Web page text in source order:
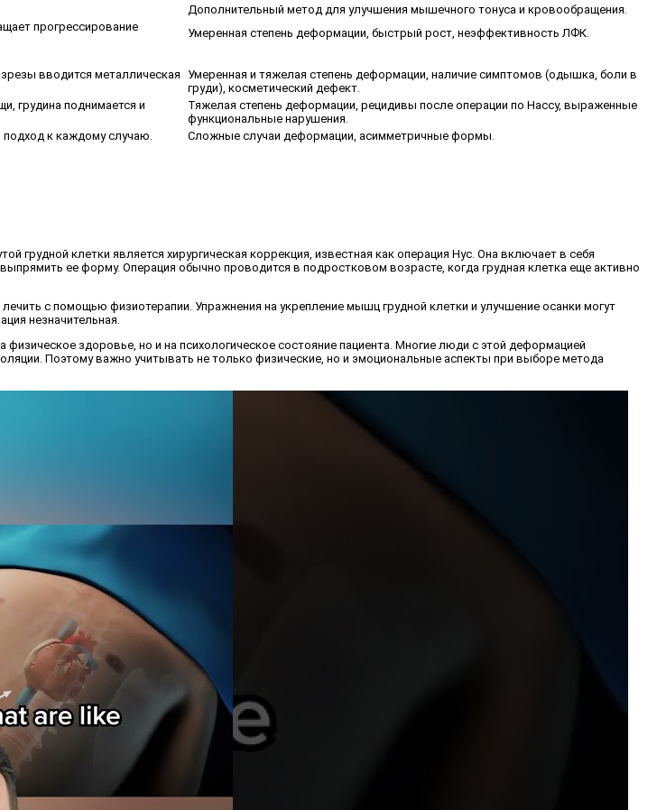
Дополнительный метод для улучшения мышечного тонуса и кровообращения.
прогрессирование
Умеренная степень деформации, быстрый рост, неэффективность ЛФК.
вводится металлическая
Умеренная и тяжелая степень деформации, наличие симптомов (одышка, боли в
груди), косметический дефект.
грудина поднимается и
Тяжелая степень деформации, рецидивы после операции по Нассу, выраженные
функциональные нарушения.
к каждому случаю. Сложные случаи деформации, асимметричные формы.
грудной клетки является хирургическая коррекция, известная как операция Нус. Она включает в себя
ее форму. Операция обычно проводится в подростковом возрасте, когда грудная клетка еще активно
с помощью физиотерапии. Упражнения на укрепление мышц грудной клетки и улучшение осанки могут
незначительная.
физическое здоровье, но и на психологическое состояние пациента. Многие люди с этой деформацией
Поэтому важно учитывать не только физические, но и эмоциональные аспекты при выборе метода